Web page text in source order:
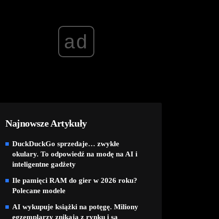
ad
Najnowsze Artykuły
DuckDuckGo sprzedaje… zwykłe
okulary. To odpowiedź na modę na AI i
inteligentne gadżety
Ile pamięci RAM do gier w 2026 roku?
Polecane modele
AI wykupuje książki na potęgę. Miliony
egzemplarzy znikają z rynku i są